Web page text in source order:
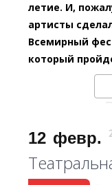
летие. И,
артисты
Всемирный
который
12 февр.